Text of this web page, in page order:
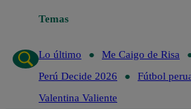
Temas
Lo último
Me Caigo de Risa
Perú Decide 2026
Fútbol
Valentina Valiente